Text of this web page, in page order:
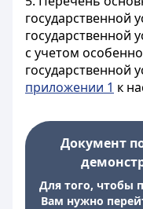
государственной
государственной
с учетом
государственной
приложении 1 к
Документ
Для того, чтобы
Вам нужно